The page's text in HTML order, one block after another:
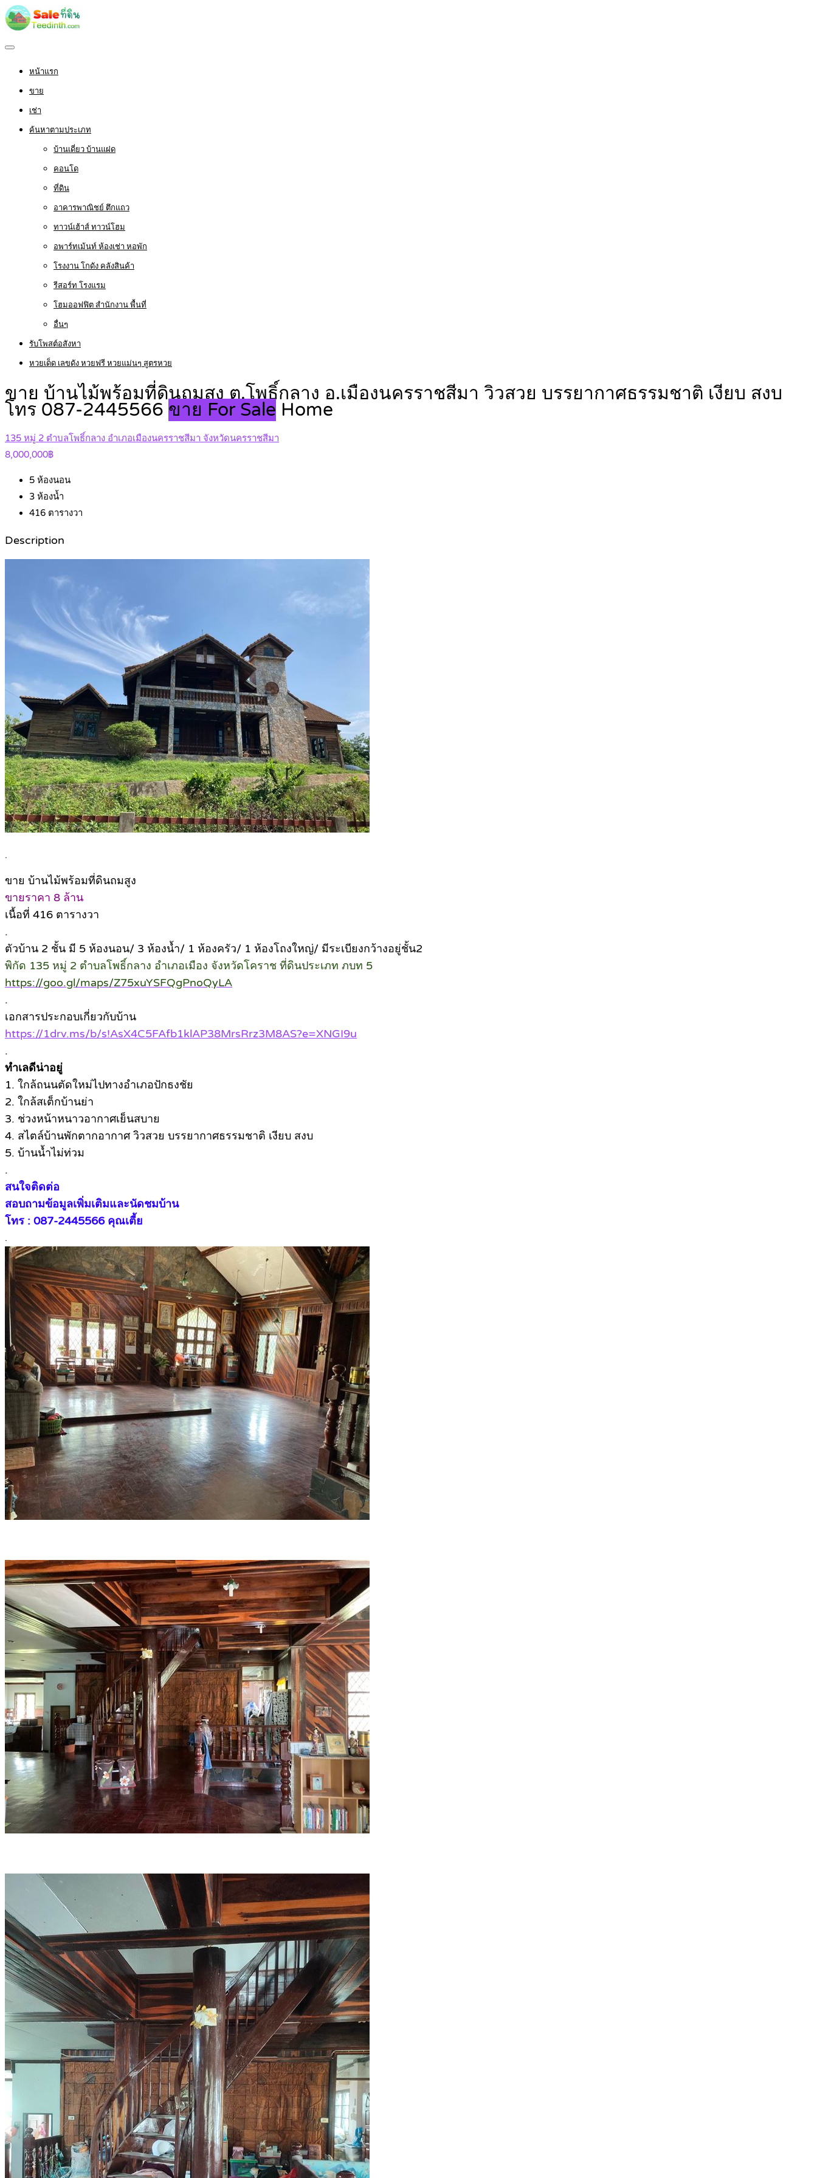
หน้าแรก
ขาย
เช่า
ค้นหาตามประเภท
บ้านเดี่ยว บ้านแฝด
คอนโด
ที่ดิน
อาคารพาณิชย์ ตึกแถว
ทาวน์เฮ้าส์ ทาวน์โฮม
อพาร์ทเม้นท์ ห้องเช่า หอพัก
โรงงาน โกดัง คลังสินค้า
รีสอร์ท โรงแรม
โฮมออฟฟิต สำนักงาน พื้นที่
อื่นๆ
รับโพสต์อสังหา
หวยเด็ด เลขดัง หวยฟรี หวยแม่นๆ สูตรหวย
ขาย บ้านไม้พร้อมที่ดินถมสูง ต.โพธิ์กลาง อ.เมืองนครราชสีมา วิวสวย บรรยากาศธรรมชาติ เงียบ สงบ
โทร 087-2445566 ขาย For Sale Home
135 หมู่ 2 ตำบลโพธิ์กลาง อำเภอเมืองนครราชสีมา จังหวัดนครราชสีมา
8,000,000฿
5 ห้องนอน
3 ห้องน้ำ
416 ตารางวา
Description
.
ขาย บ้านไม้พร้อมที่ดินถมสูง
ขายราคา 8 ล้าน
เนื้อที่ 416 ตารางวา
.
ตัวบ้าน 2 ชั้น มี 5 ห้องนอน/ 3 ห้องน้ำ/ 1 ห้องครัว/ 1 ห้องโถงใหญ่/ มีระเบียงกว้างอยู่ชั้น2
พิกัด 135 หมู่ 2 ตำบลโพธิ์กลาง อำเภอเมือง จังหวัดโคราช ที่ดินประเภท ภบท 5
https://goo.gl/maps/Z75xuYSFQgPnoQyLA
.
เอกสารประกอบเกี่ยวกับบ้าน
https://1drv.ms/b/s!AsX4C5FAfb1klAP38MrsRrz3M8AS?e=XNGI9u
.
ทำเลดีน่าอยู่
1. ใกล้ถนนตัดใหม่ไปทางอำเภอปักธงชัย
2. ใกล้สเต็กบ้านย่า
3. ช่วงหน้าหนาวอากาศเย็นสบาย
4. สไตล์บ้านพักตากอากาศ วิวสวย บรรยากาศธรรมชาติ เงียบ สงบ
5. บ้านน้ำไม่ท่วม
.
สนใจติดต่อ
สอบถามข้อมูลเพิ่มเติมและนัดชมบ้าน
โทร : 087-2445566 คุณเตี้ย
.